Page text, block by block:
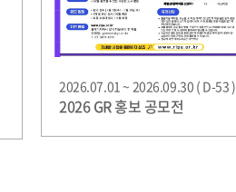
2026.07.01 ~ 2026.09.30 ( D-53 )
2026 GR 홍보 공모전